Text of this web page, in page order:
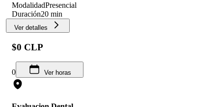
ModalidadPresencial
Duración20 min
Ver detalles
$0 CLP
0 Ver horas